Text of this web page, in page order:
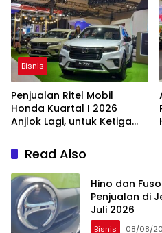
Bisnis
Penjualan Ritel Mobil
Honda Kuartal I 2026
Anjlok Lagi, untuk Ketiga
Read Also
Hino dan
Penjualan di
Juli 2026
Bisnis 08/08/